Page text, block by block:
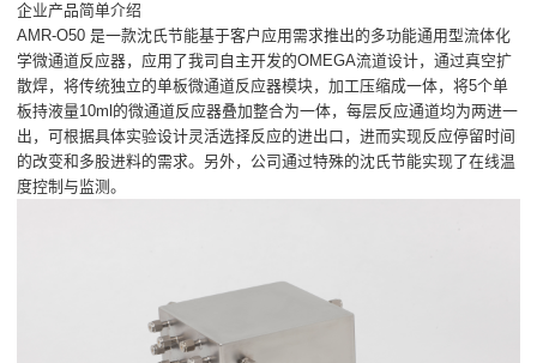
企业产品简单介绍
AMR-O50 是一款沈氏节能基于客户应用需求推出的多功能通用型流体化
学微通道反应器，应用了我司自主开发的OMEGA流道设计，通过真空扩
散焊，将传统独立的单板微通道反应器模块，加工压缩成一体，将5个单
板持液量10ml的微通道反应器叠加整合为一体，每层反应通道均为两进一
出，可根据具体实验设计灵活选择反应的进出口，进而实现反应停留时间
的改变和多股进料的需求。另外，公司通过特殊的沈氏节能实现了在线温
度控制与监测。